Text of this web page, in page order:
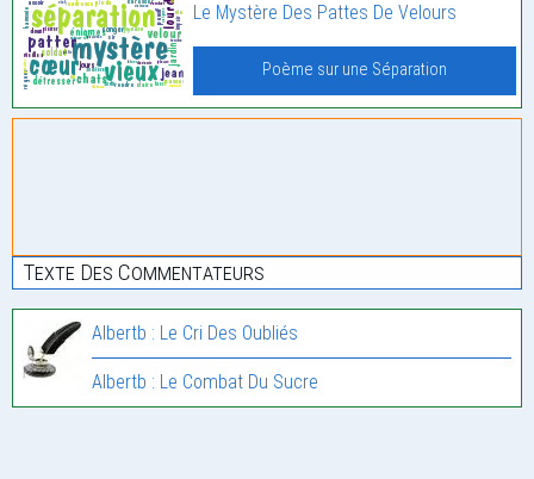
Le Mystère Des Pattes De Velours
Poème sur une Séparation
Texte Des Commentateurs
Albertb : Le Cri Des Oubliés
Albertb : Le Combat Du Sucre